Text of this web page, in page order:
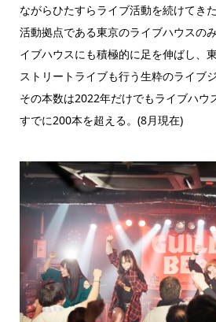
ながらひたすらライブ活動を続けてきた
活動拠点である東京のライブハウスの
イブハウスにも積極的に足を伸ばし、
ストリートライブも行う生粋のライブジ
その本数は2022年だけでもライブハウ
すでに200本を超える。(8月現在)